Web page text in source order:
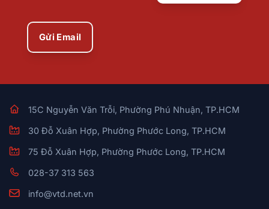
Gửi Email
15C Nguyễn Văn Trỗi, Phường Phú Nhuận, TP.HCM
30 Đỗ Xuân Hợp, Phường Phước Long, TP.HCM
75 Đỗ Xuân Hợp, Phường Phước Long, TP.HCM
028-37 313 563
info@vtd.net.vn